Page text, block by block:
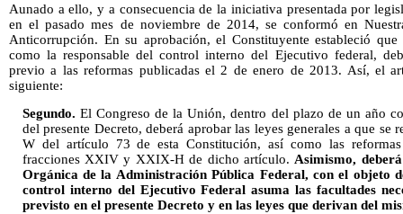
Aunado a ello, y a consecuencia de la iniciativa presentada por
en el pasado mes de noviembre de 2014, se conformó en
Anticorrupción. En su aprobación, el Constituyente estableció
como la responsable del control interno del Ejecutivo federal,
previo a las reformas publicadas el 2 de enero de 2013. Así, el
siguiente:
Segundo. El Congreso de la Unión, dentro del plazo de un año
del presente Decreto, deberá aprobar las leyes generales a que
W del artículo 73 de esta Constitución, así como las
fracciones XXIV y XXIX-H de dicho artículo.Asimismo,
Orgánica de la Administración Pública Federal, con el objeto
control interno del Ejecutivo Federal asuma las facultades
previsto en el presente Decreto y en las leyes que derivan del